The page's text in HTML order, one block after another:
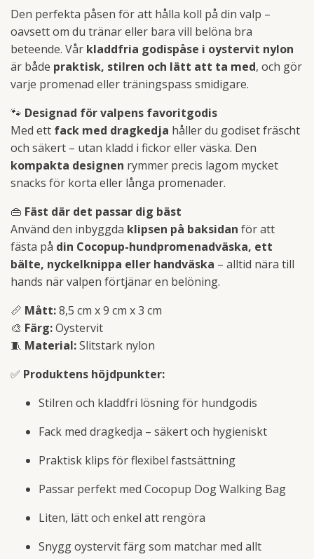
Den perfekta påsen för att hålla koll på din valp –
oavsett om du tränar eller bara vill belöna bra
beteende. Vår kladdfria godispåse i oystervit nylon
är både praktisk, stilren och lätt att ta med, och gör
varje promenad eller träningspass smidigare.
🐾 Designad för valpens favoritgodis
Med ett fack med dragkedja håller du godiset fräscht
och säkert – utan kladd i fickor eller väska. Den
kompakta designen rymmer precis lagom mycket
snacks för korta eller långa promenader.
👜 Fäst där det passar dig bäst
Använd den inbyggda klipsen på baksidan för att
fästa på din Cocopup-hundpromenadväska, ett
bälte, nyckelknippa eller handväska – alltid nära till
hands när valpen förtjänar en belöning.
📏 Mått:8,5 cm x 9 cm x 3 cm
🎨 Färg:Oystervit
🧵 Material:Slitstark nylon
✅ Produktens höjdpunkter:
Stilren och kladdfri lösning för hundgodis
Fack med dragkedja – säkert och hygieniskt
Praktisk klips för flexibel fastsättning
Passar perfekt med Cocopup Dog Walking Bag
Liten, lätt och enkel att rengöra
Snygg oystervit färg som matchar med allt